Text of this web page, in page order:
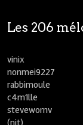
Les 206
vinix
nonmei9227
rabbimoule
c4m1lle
stevewornv
(nit)